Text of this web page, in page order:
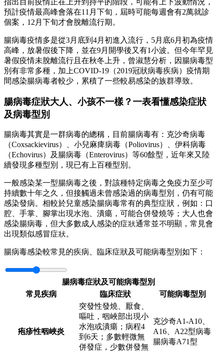
指出目前疫情正在上升到持平的階段，可能有上下波動情況，
預計疫情最高峰會落在11月下旬，屆時可能每週會有2萬就診
個案，12月下旬才會脫離流行期。
腸病毒疫情多是從3月底到4月初進入流行，5月底6月初為疫情
高峰，放暑假後下降，並在9月開學後又有1小波。但今年罕見
暑假疫情未脫離流行且在秋冬上升，曾淑慧分析，因腸病毒型
別有非常多種，加上COVID-19（2019冠狀病毒疾病）疫情期
間感染腸病毒者較少，累積了一些較易感染的族群導致。
腸病毒症狀大人、小孩不一樣？一表看懂感染症狀
及病毒型別
腸病毒其實是一群病毒的總稱，目前腸病毒有：克沙奇病毒
（Coxsackievirus）、小兒麻痺病毒（Poliovirus）、伊科病毒
（Echovirus）及腸病毒（Enterovirus）等60餘型，近年來又陸
續發現多種型別，現已有上百種型別。
一般感染某一型腸病毒之後，對該種特定病毒之免疫力至少可
持續數十年之久，但接觸過未曾感染過的病毒型別，仍有可能
感染發病。相較於兒童感染腸病毒常有的典型症狀，例如：口
腔、手掌、腳掌出現水泡、潰瘍，可能合併發燒等；大人也會
感染腸病毒，但大多數成人感染的症狀通常並不明顯，常見會
出現類似感冒症狀。
腸病毒感染較常見的疾病、臨床症狀及可能病毒型別如下：
腸病毒症狀及可能病毒型別
常見疾病
臨床症狀 可能病毒型別
疱疹性咽峽炎
突發性發燒、厭食、
嘔吐，咽峽部出現小
水泡或潰瘍；病程4
到6天；多數輕微無
併發症，少數併發無
克沙奇A1-A10、
A16、A22型病毒
腸病毒A71型